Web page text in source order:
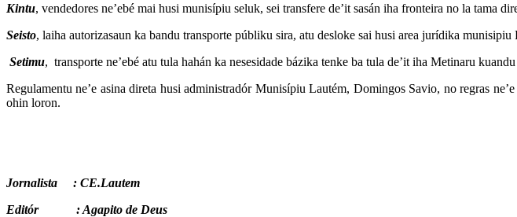
Kintu, vendedores ne’ebé mai husi munisípiu seluk, sei transfere de’it sasán iha fronteira no la tama
Seisto, laiha autorizasaun ka bandu transporte públiku sira, atu desloke sai husi area jurídika
Setimu, transporte ne’ebé atu tula hahán ka nesesidade bázika tenke ba tula de’it iha Metinaru
Regulamentu ne’e asina direta husi administradór Munisípiu Lautém, Domingos Savio, no regras
ohin loron.
Jornalista : CE.Lautem
Editór : Agapito de Deus